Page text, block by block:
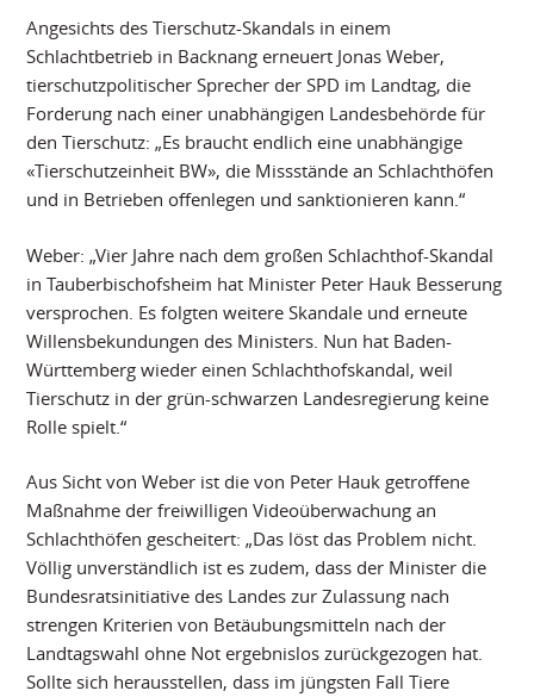
Angesichts des Tierschutz-Skandals in einem
Schlachtbetrieb in Backnang erneuert Jonas Weber,
tierschutzpolitischer Sprecher der SPD im Landtag, die
Forderung nach einer unabhängigen Landesbehörde für
den Tierschutz: „Es braucht endlich eine unabhängige
«Tierschutzeinheit BW», die Missstände an Schlachthöfen
und in Betrieben offenlegen und sanktionieren kann.“
Weber: „Vier Jahre nach dem großen Schlachthof-Skandal
in Tauberbischofsheim hat Minister Peter Hauk Besserung
versprochen. Es folgten weitere Skandale und erneute
Willensbekundungen des Ministers. Nun hat Baden-
Württemberg wieder einen Schlachthofskandal, weil
Tierschutz in der grün-schwarzen Landesregierung keine
Rolle spielt.“
Aus Sicht von Weber ist die von Peter Hauk getroffene
Maßnahme der freiwilligen Videoüberwachung an
Schlachthöfen gescheitert: „Das löst das Problem nicht.
Völlig unverständlich ist es zudem, dass der Minister die
Bundesratsinitiative des Landes zur Zulassung nach
strengen Kriterien von Betäubungsmitteln nach der
Landtagswahl ohne Not ergebnislos zurückgezogen hat.
Sollte sich herausstellen, dass im jüngsten Fall Tiere